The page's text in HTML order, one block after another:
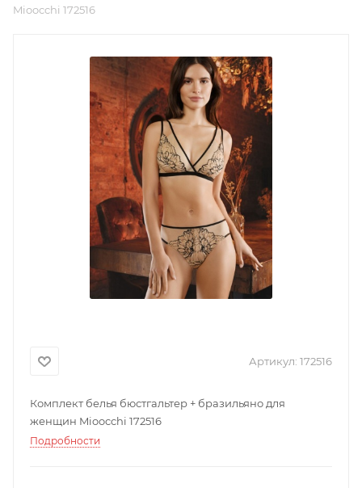
Mioocchi 172516
Артикул: 172516
Комплект белья бюстгальтер + бразильяно для
женщин Mioocchi 172516
Подробности